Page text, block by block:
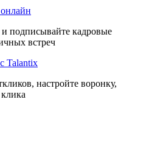
подписывайте кадровые
встреч
Talantix
настройте воронку,